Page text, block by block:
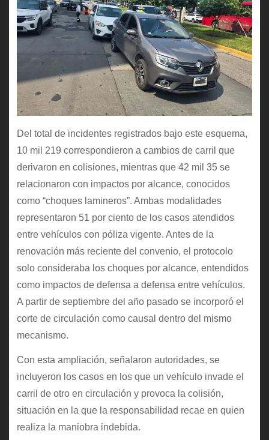
Del total de incidentes registrados bajo este esquema,
10 mil 219 correspondieron a cambios de carril que
derivaron en colisiones, mientras que 42 mil 35 se
relacionaron con impactos por alcance, conocidos
como “choques lamineros”. Ambas modalidades
representaron 51 por ciento de los casos atendidos
entre vehículos con póliza vigente. Antes de la
renovación más reciente del convenio, el protocolo
solo consideraba los choques por alcance, entendidos
como impactos de defensa a defensa entre vehículos.
A partir de septiembre del año pasado se incorporó el
corte de circulación como causal dentro del mismo
mecanismo.
Con esta ampliación, señalaron autoridades, se
incluyeron los casos en los que un vehículo invade el
carril de otro en circulación y provoca la colisión,
situación en la que la responsabilidad recae en quien
realiza la maniobra indebida.